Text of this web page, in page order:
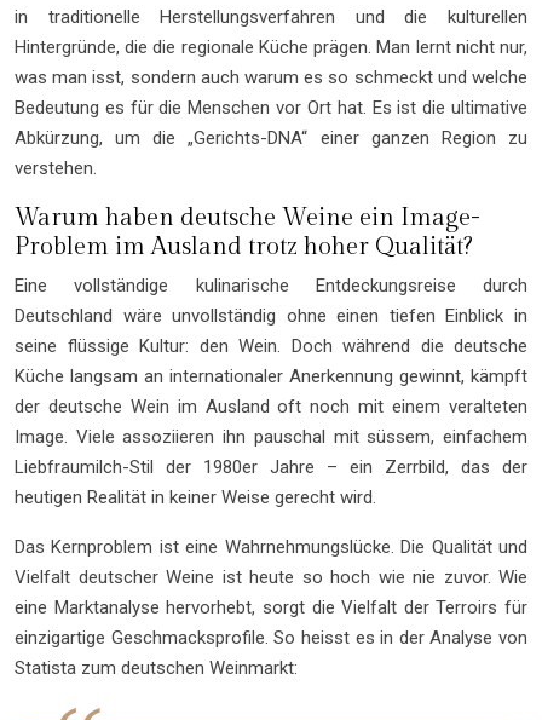
in traditionelle Herstellungsverfahren und die kulturellen
Hintergründe, die die regionale Küche prägen. Man lernt nicht nur,
was man isst, sondern auch warum es so schmeckt und welche
Bedeutung es für die Menschen vor Ort hat. Es ist die ultimative
Abkürzung, um die „Gerichts-DNA“ einer ganzen Region zu
verstehen.
Warum haben deutsche Weine ein Image-
Problem im Ausland trotz hoher Qualität?
Eine vollständige kulinarische Entdeckungsreise durch
Deutschland wäre unvollständig ohne einen tiefen Einblick in
seine flüssige Kultur: den Wein. Doch während die deutsche
Küche langsam an internationaler Anerkennung gewinnt, kämpft
der deutsche Wein im Ausland oft noch mit einem veralteten
Image. Viele assoziieren ihn pauschal mit süssem, einfachem
Liebfraumilch-Stil der 1980er Jahre – ein Zerrbild, das der
heutigen Realität in keiner Weise gerecht wird.
Das Kernproblem ist eine Wahrnehmungslücke. Die Qualität und
Vielfalt deutscher Weine ist heute so hoch wie nie zuvor. Wie
eine Marktanalyse hervorhebt, sorgt die Vielfalt der Terroirs für
einzigartige Geschmacksprofile. So heisst es in der Analyse von
Statista zum deutschen Weinmarkt: